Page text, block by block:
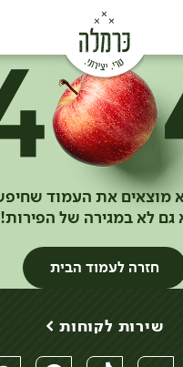
מוצאים את העמוד
גם לא במגירה של הפירות!
חזרה לעמוד הבית
שירות לקוחות >